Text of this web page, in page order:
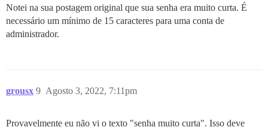
Notei na sua postagem original que sua senha era muito curta. É
necessário um mínimo de 15 caracteres para uma conta de
administrador.
grousx Agosto 3, 2022, 7:11pm
9
Provavelmente eu não vi o texto "senha muito curta". Isso deve